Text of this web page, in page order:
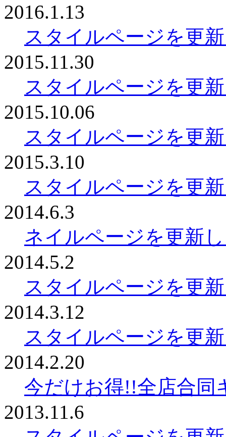
2016.1.13
スタイルページを更
2015.11.30
スタイルページを更
2015.10.06
スタイルページを更
2015.3.10
スタイルページを更
2014.6.3
ネイルページを更新
2014.5.2
スタイルページを更
2014.3.12
スタイルページを更
2014.2.20
今だけお得!!全店合同
2013.11.6